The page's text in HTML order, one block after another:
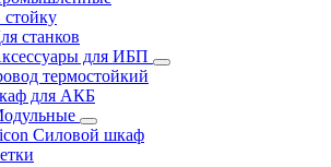
станков
для ИБП
термостойкий
для АКБ
Силовой шкаф